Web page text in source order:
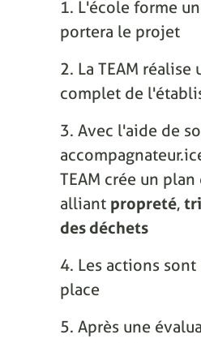
1. L'école forme
portera le projet
2. La TEAM réalise
complet de
3. Avec l'aide de
TEAM crée un
alliant propreté, tri
des déchets
4. Les actions sont
place
5. Après une